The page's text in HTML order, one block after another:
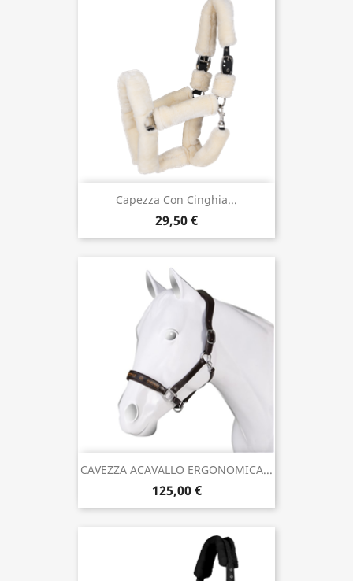
Capezza Con Cinghia...
29,50 €
CAVEZZA ACAVALLO ERGONOMICA...
125,00 €